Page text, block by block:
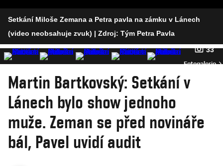
Setkání Miloše Zemana a Petra pavla na zámku v Lánech
(video neobsahuje zvuk) | Zdroj: Tým Petra Pavla
33
Fotogalerie
Martin Bartkovský: Setkání v
Lánech bylo show jednoho
muže. Zeman se před novináře
bál, Pavel uvidí audit